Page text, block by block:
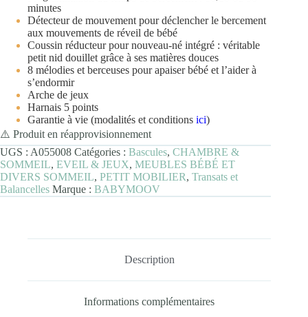
minutes
Détecteur de mouvement pour déclencher le bercement
aux mouvements de réveil de bébé
Coussin réducteur pour nouveau-né intégré : véritable
petit nid douillet grâce à ses matières douces
8 mélodies et berceuses pour apaiser bébé et l’aider à
s’endormir
Arche de jeux
Harnais 5 points
Garantie à vie (modalités et conditions ici)
⚠️ Produit en réapprovisionnement
UGS : A055008 Catégories : Bascules, CHAMBRE &
SOMMEIL, EVEIL & JEUX, MEUBLES BÉBÉ ET
DIVERS SOMMEIL, PETIT MOBILIER, Transats et
Balancelles Marque : BABYMOOV
Description
Informations complémentaires